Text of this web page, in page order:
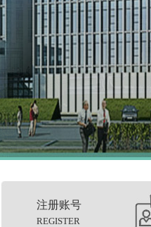
注册账号
REGISTER